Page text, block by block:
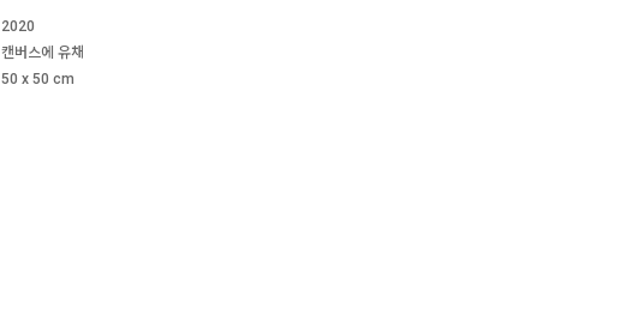
2020
캔버스에 유채
50 x 50 cm